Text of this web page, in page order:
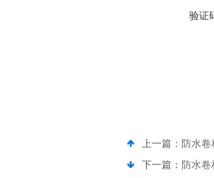
验证
上一篇： 防水
下一篇： 防水